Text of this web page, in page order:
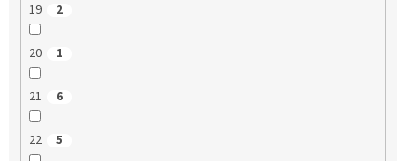
19 2
20 1
21 6
22 5